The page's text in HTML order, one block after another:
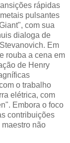
rápidas
pulsantes
com sua
dialoga de
Em
rouba a cena em
de Henry
o trabalho
elétrica, com
Embora o foco
contribuições
não